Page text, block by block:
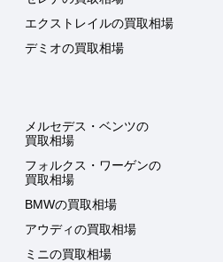
エクストレイルの買取相場
デミオの買取相場
メルセデス・ベンツの
買取相場
フォルクス・ワーゲンの
買取相場
BMWの買取相場
アウディの買取相場
ミニの買取相場